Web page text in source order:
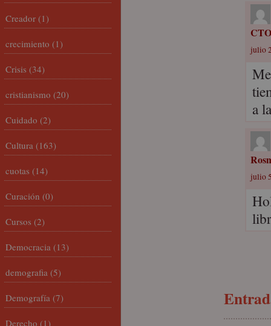
CTO
julio
a
julio
Creador (1)
crecimiento (1)
Crisis (34)
cristianismo (20)
Cuidado (2)
Cultura (163)
cuotas (14)
Curación (0)
Cursos (2)
Democracia (13)
demografia (5)
Demografía (7)
Derecho (1)